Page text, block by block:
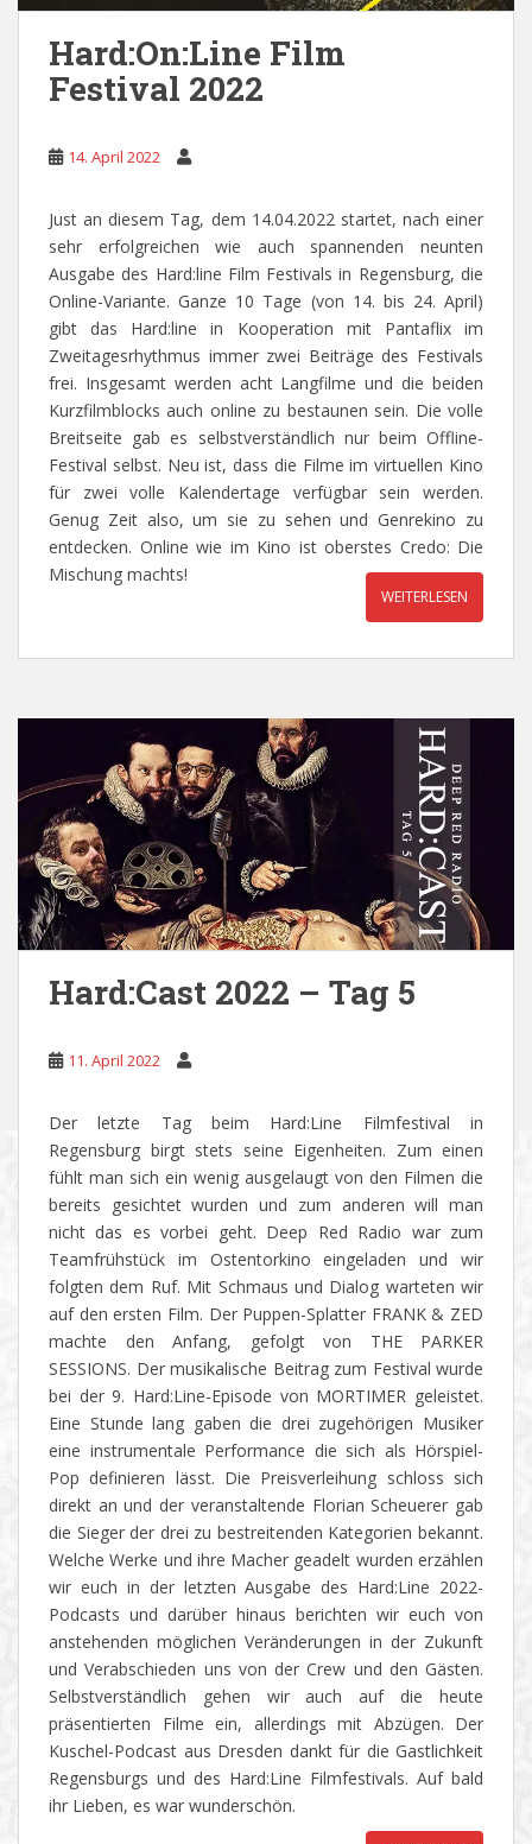
Hard:On:Line Film
Festival 2022
14. April 2022
Just an diesem Tag, dem 14.04.2022 startet, nach einer
sehr erfolgreichen wie auch spannenden neunten
Ausgabe des Hard:line Film Festivals in Regensburg, die
Online-Variante. Ganze 10 Tage (von 14. bis 24. April)
gibt das Hard:line in Kooperation mit Pantaflix im
Zweitagesrhythmus immer zwei Beiträge des Festivals
frei. Insgesamt werden acht Langfilme und die beiden
Kurzfilmblocks auch online zu bestaunen sein. Die volle
Breitseite gab es selbstverständlich nur beim Offline-
Festival selbst. Neu ist, dass die Filme im virtuellen Kino
für zwei volle Kalendertage verfügbar sein werden.
Genug Zeit also, um sie zu sehen und Genrekino zu
entdecken. Online wie im Kino ist oberstes Credo: Die
Mischung machts!
WEITERLESEN
Hard:Cast 2022 – Tag 5
11. April 2022
Der letzte Tag beim Hard:Line Filmfestival in
Regensburg birgt stets seine Eigenheiten. Zum einen
fühlt man sich ein wenig ausgelaugt von den Filmen die
bereits gesichtet wurden und zum anderen will man
nicht das es vorbei geht. Deep Red Radio war zum
Teamfrühstück im Ostentorkino eingeladen und wir
folgten dem Ruf. Mit Schmaus und Dialog warteten wir
auf den ersten Film. Der Puppen-Splatter FRANK & ZED
machte den Anfang, gefolgt von THE PARKER
SESSIONS. Der musikalische Beitrag zum Festival wurde
bei der 9. Hard:Line-Episode von MORTIMER geleistet.
Eine Stunde lang gaben die drei zugehörigen Musiker
eine instrumentale Performance die sich als Hörspiel-
Pop definieren lässt. Die Preisverleihung schloss sich
direkt an und der veranstaltende Florian Scheuerer gab
die Sieger der drei zu bestreitenden Kategorien bekannt.
Welche Werke und ihre Macher geadelt wurden erzählen
wir euch in der letzten Ausgabe des Hard:Line 2022-
Podcasts und darüber hinaus berichten wir euch von
anstehenden möglichen Veränderungen in der Zukunft
und Verabschieden uns von der Crew und den Gästen.
Selbstverständlich gehen wir auch auf die heute
präsentierten Filme ein, allerdings mit Abzügen. Der
Kuschel-Podcast aus Dresden dankt für die Gastlichkeit
Regensburgs und des Hard:Line Filmfestivals. Auf bald
ihr Lieben, es war wunderschön.